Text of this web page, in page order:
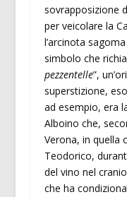
sovrapposizione
per veicolare la
l’arcinota
simbolo che
pezzentelle”,
superstizione,
ad esempio, era
Alboino che,
Verona, in quella
Teodorico,
del vino nel
che ha